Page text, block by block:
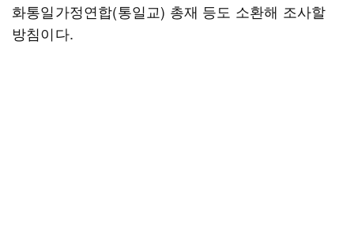
화통일가정연합(통일교) 총재 등도 소환해 조사할
방침이다.